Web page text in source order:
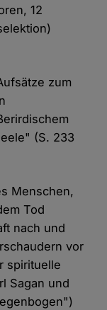
12
zum
(S. 233
Menschen,
Tod
nach und
vor
spirituelle
Sagan und